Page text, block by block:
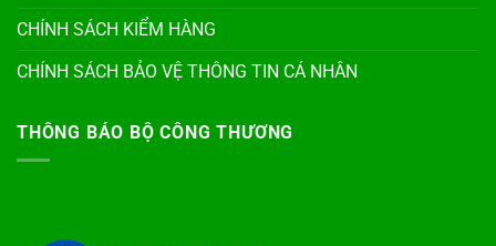
CHÍNH SÁCH KIỂM HÀNG
CHÍNH SÁCH BẢO VỆ THÔNG TIN CÁ NHÂN
THÔNG BÁO BỘ CÔNG THƯƠNG